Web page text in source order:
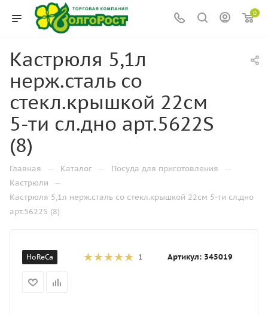
0
Кастрюля 5,1л
нерж.сталь со
стекл.крышкой 22см
5-ти сл.дно арт.5622S
(8)
Главная — Каталог — Посуда для приготовления —
Кастрюли —
Кастрюля 5,1л нерж.сталь со стекл.крышкой 22см 5-ти сл.дно
арт.5622S (8)
HoReCa 1 Артикул: 345019